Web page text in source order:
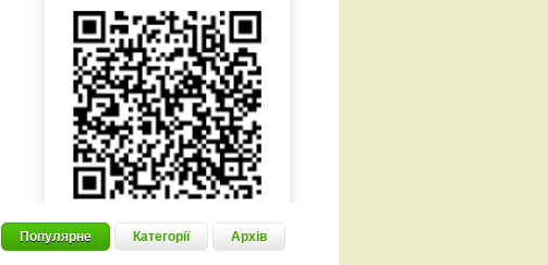
Популярне Категорії Архів